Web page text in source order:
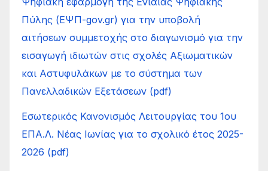
Πύλης (ΕΨΠ-gov.gr) για την υποβολή
αιτήσεων συμμετοχής στο διαγωνισμό για την
εισαγωγή ιδιωτών στις σχολές Αξιωματικών
και Αστυφυλάκων με το σύστημα των
Πανελλαδικών Εξετάσεων (pdf)
Εσωτερικός Κανονισμός Λειτουργίας του 1ου
ΕΠΑ.Λ. Νέας Ιωνίας για το σχολικό έτος 2025-
2026 (pdf)